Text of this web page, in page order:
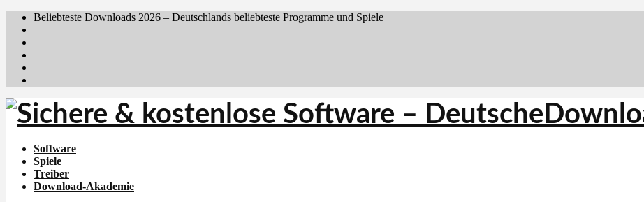
Beliebteste Downloads 2026 – Deutschlands beliebteste Programme und Spiele
Software
Spiele
Treiber
Download-Akademie